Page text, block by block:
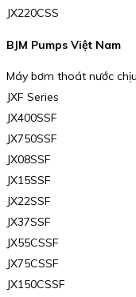
JX220CSS
BJM Pumps Việt Nam
Máy bơm thoát nước
JXF Series
JX400SSF
JX750SSF
JX08SSF
JX15SSF
JX22SSF
JX37SSF
JX55CSSF
JX75CSSF
JX150CSSF